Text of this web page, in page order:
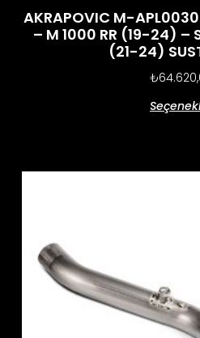
AKRAPOVIC M-
– M 1000 RR (19-24) –
(21-24)
₺